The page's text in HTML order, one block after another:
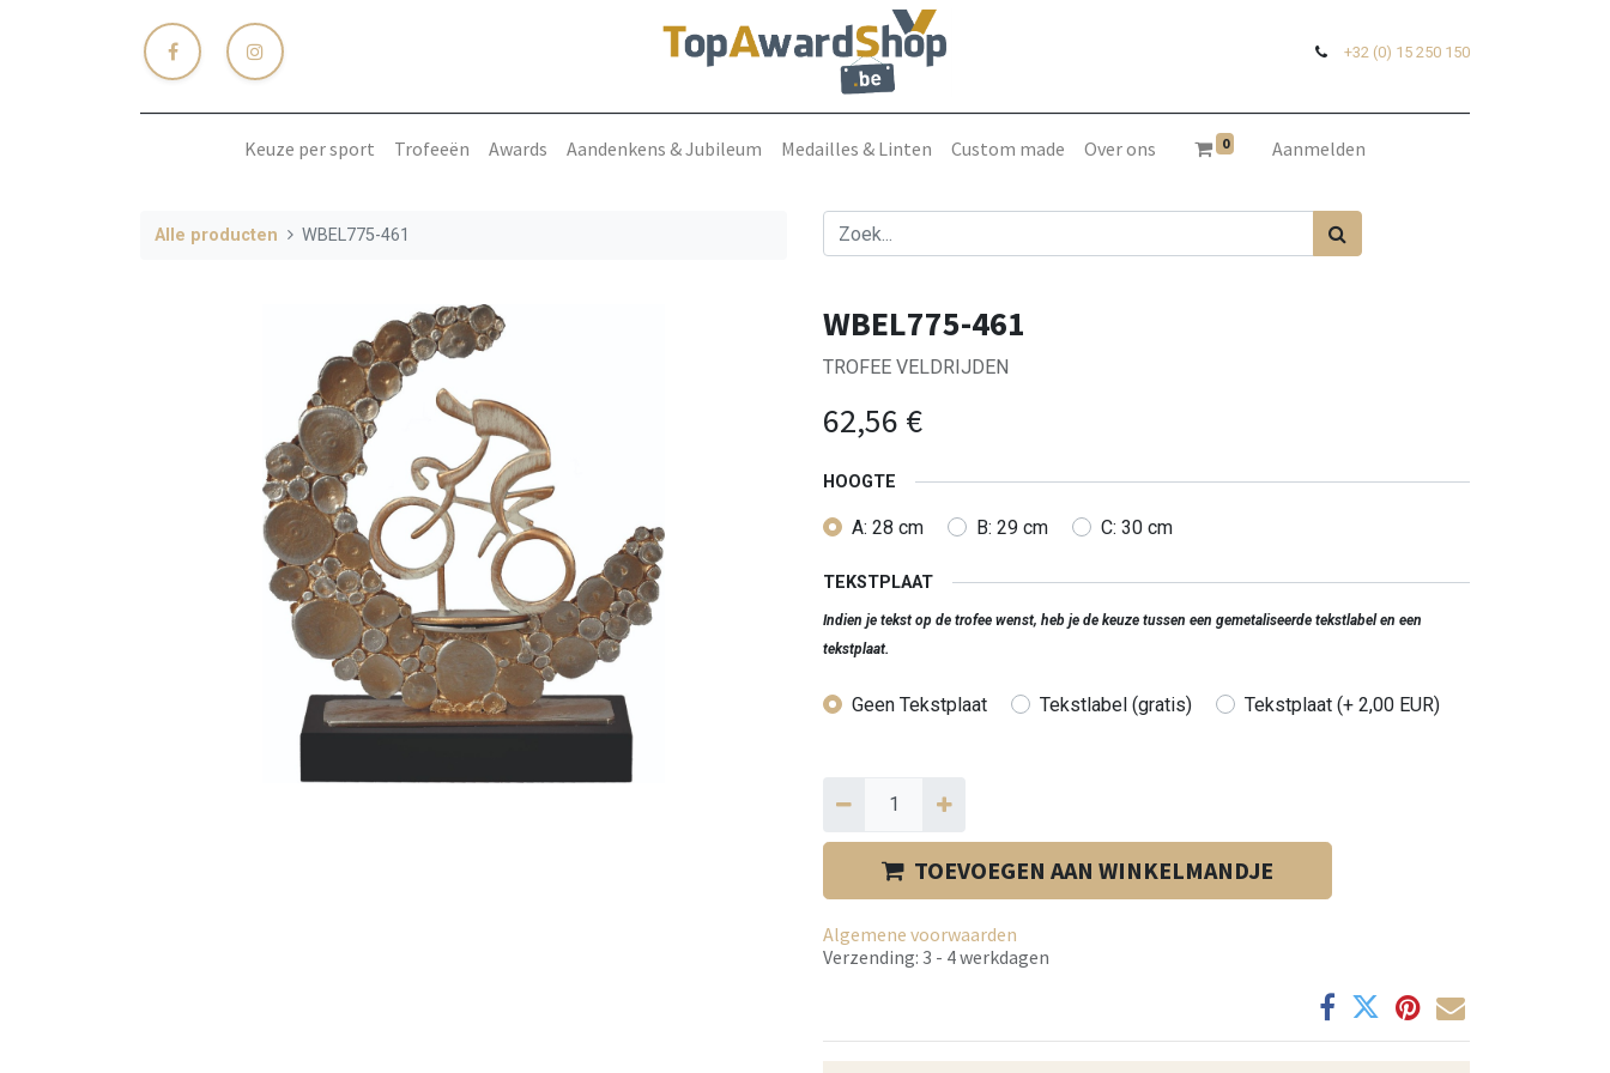
+32 (0) 15 250 150
Keuze per sport Trofeeën Awards Aandenkens & Jubileum Medailles & Linten Custom made Over ons 0 Aanmelden
Alle producten WBEL775-461
WBEL775-461
TROFEE VELDRIJDEN
62,56 €
HOOGTE
A: 28 cm B: 29 cm C: 30 cm
TEKSTPLAAT
Indien je tekst op de trofee wenst, heb je de keuze tussen een gemetaliseerde tekstlabel en een
tekstplaat.
Geen Tekstplaat Tekstlabel (gratis) Tekstplaat (+ 2,00 EUR)
TOEVOEGEN AAN WINKELMANDJE
Algemene voorwaarden
Verzending: 3 - 4 werkdagen